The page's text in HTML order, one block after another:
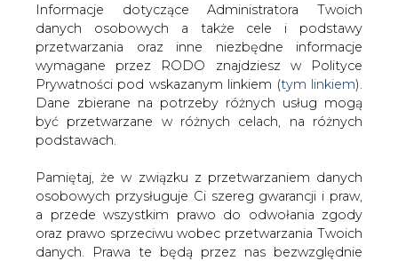
Informacje dotyczące Administratora Twoich
danych osobowych a także cele i podstawy
przetwarzania oraz inne niezbędne informacje
wymagane przez RODO znajdziesz w Polityce
Prywatności pod wskazanym linkiem (tym linkiem).
Dane zbierane na potrzeby różnych usług mogą
być przetwarzane w różnych celach, na różnych
podstawach.
Pamiętaj, że w związku z przetwarzaniem danych
osobowych przysługuje Ci szereg gwarancji i praw,
a przede wszystkim prawo do odwołania zgody
oraz prawo sprzeciwu wobec przetwarzania Twoich
danych. Prawa te będą przez nas bezwzględnie
drukuj
skomentuj
udostępnij
"Gazeta Polska codziennie": Trwa